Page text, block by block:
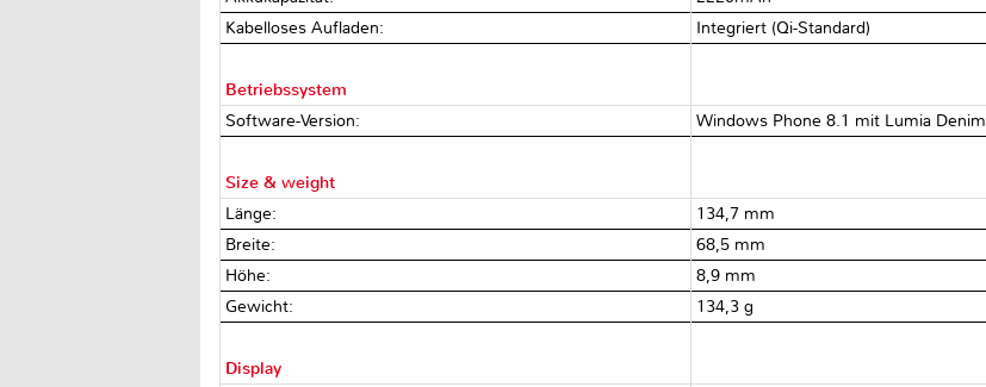
Kabelloses Aufladen:
Integriert (Qi-Standard)
Betriebssystem
Software-Version:
Windows Phone 8.1 mit Lumia Denim
Size & weight
Länge:
134,7 mm
Breite:
68,5 mm
Höhe:
8,9 mm
Gewicht:
134,3 g
Display